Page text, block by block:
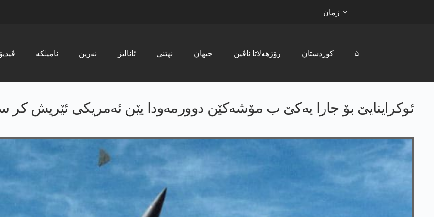
زمان
ڤیدیۆ نامیلکە نەرین ئانالیز نھێنی جیھان رۆژھەلاتا ناڤین کوردستان ⌂
ئوکراینایێ بۆ جارا یەکێ ب مۆشەکێن دوورمەودا یێن ئەمریکی ئێریش کر